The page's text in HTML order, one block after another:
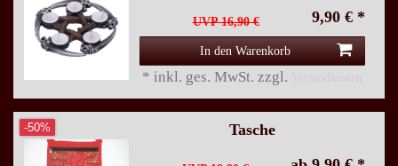
UVP 16,90 € 9,90 € *
In den Warenkorb
* inkl. ges. MwSt. zzgl.
-50% Tasche